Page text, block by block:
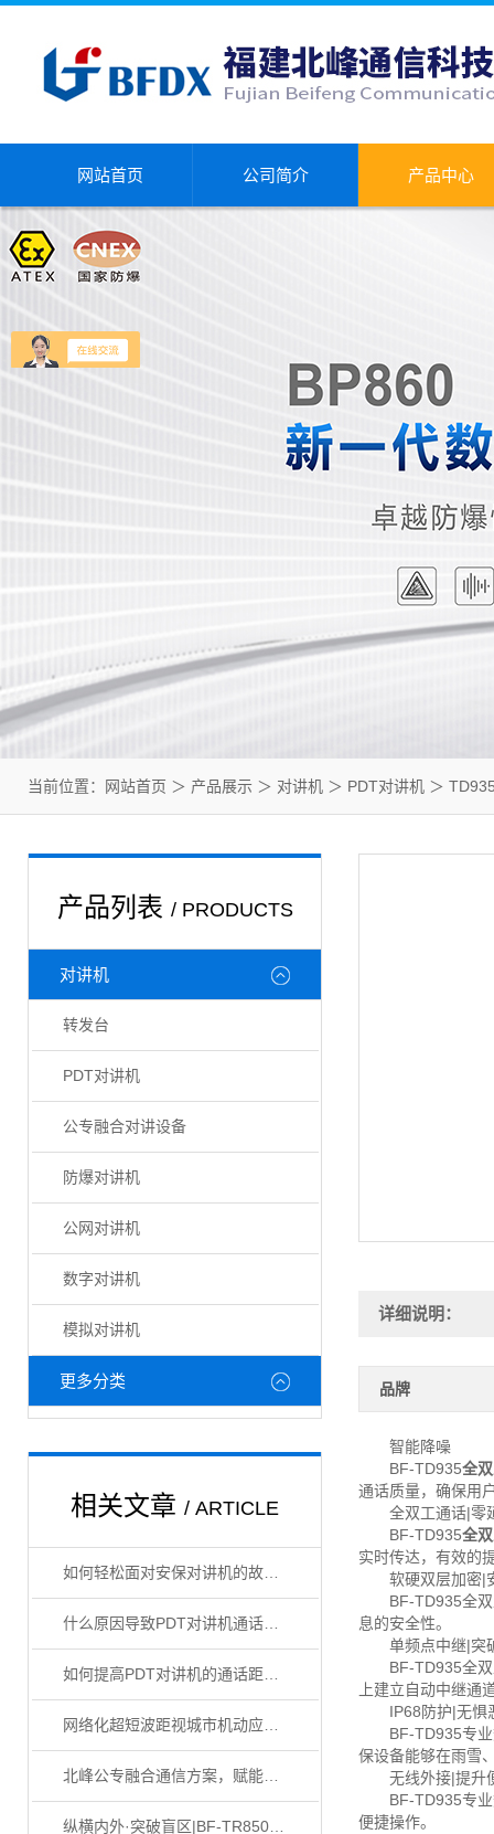
网站首页 公司简介 产品中心
当前位置： 网站首页 ＞ 产品展示 ＞ 对讲机 ＞ PDT对讲机 ＞
产品列表 / PRODUCTS
对讲机
转发台
PDT对讲机
公专融合对讲设备
防爆对讲机
公网对讲机
数字对讲机
模拟对讲机
更多分类
相关文章 / ARTICLE
如何轻松面对安保对讲机的故障判断，一起来看看吧
什么原因导致PDT对讲机通话距离短!
如何提高PDT对讲机的通话距离？
网络化超短波距视城市机动应急通信系统
北峰公专融合通信方案，赋能化工园区安全生产
纵横内外·突破盲区|BF-TR8500​高功率全频段数字中继台
详细说明：
品牌
智能降噪
BF-TD935全
通话质量，确保用
全双工通话|零
BF-TD935全
实时传达，有效的
软硬双层加密|
BF-TD935全双工
息的安全性。
单频点中继|突
BF-TD935全双工
上建立自动中继通
IP68防护|无惧
BF-TD935专业数
保设备能够在雨雪
无线外接|提升
BF-TD935专业数
便捷操作。